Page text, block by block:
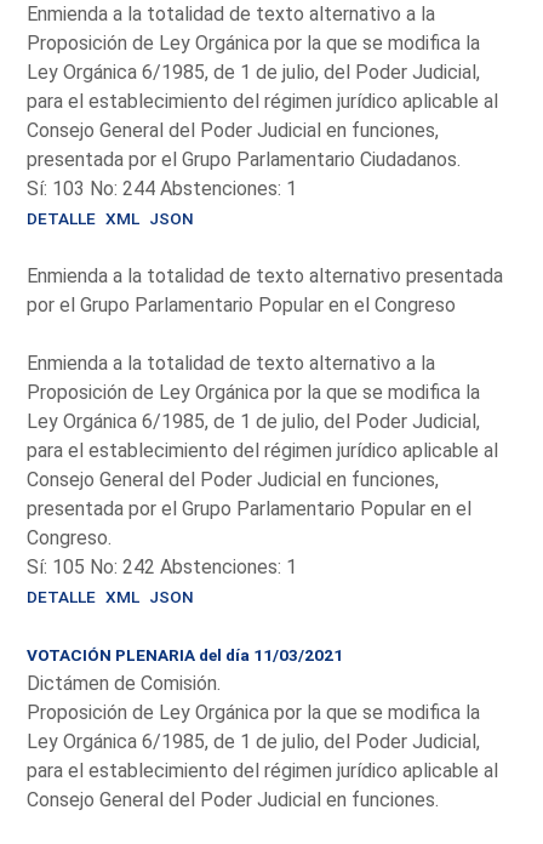
Enmienda a la totalidad de texto alternativo a la
Proposición de Ley Orgánica por la que se modifica la
Ley Orgánica 6/1985, de 1 de julio, del Poder Judicial,
para el establecimiento del régimen jurídico aplicable al
Consejo General del Poder Judicial en funciones,
presentada por el Grupo Parlamentario Ciudadanos.
Sí: 103 No: 244 Abstenciones: 1
DETALLE XML JSON
Enmienda a la totalidad de texto alternativo presentada
por el Grupo Parlamentario Popular en el Congreso
Enmienda a la totalidad de texto alternativo a la
Proposición de Ley Orgánica por la que se modifica la
Ley Orgánica 6/1985, de 1 de julio, del Poder Judicial,
para el establecimiento del régimen jurídico aplicable al
Consejo General del Poder Judicial en funciones,
presentada por el Grupo Parlamentario Popular en el
Congreso.
Sí: 105 No: 242 Abstenciones: 1
DETALLE XML JSON
VOTACIÓN PLENARIA del día 11/03/2021
Dictámen de Comisión.
Proposición de Ley Orgánica por la que se modifica la
Ley Orgánica 6/1985, de 1 de julio, del Poder Judicial,
para el establecimiento del régimen jurídico aplicable al
Consejo General del Poder Judicial en funciones.